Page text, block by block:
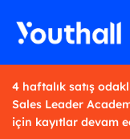
4 haftalık satış
Sales Leader
için kayıtlar devam